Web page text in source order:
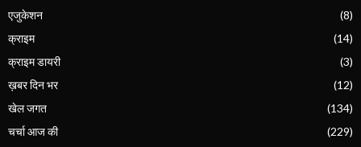
एजुकेशन
(8)
क्राइम
(14)
क्राइम डायरी
(3)
ख़बर दिन भर
(12)
खेल जगत
(134)
चर्चा आज की
(229)